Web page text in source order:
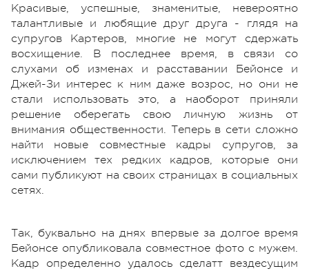
Красивые, успешные, знаменитые, невероятно
талантливые и любящие друг друга - глядя на
супругов Картеров, многие не могут сдержать
восхищение. В последнее время, в связи со
слухами об изменах и расставании Бейонсе и
Джей-Зи интерес к ним даже возрос, но они не
стали использовать это, а наоборот приняли
решение оберегать свою личную жизнь от
внимания общественности. Теперь в сети сложно
найти новые совместные кадры супругов, за
исключением тех редких кадров, которые они
сами публикуют на своих страницах в социальных
сетях.
Так, буквально на днях впервые за долгое время
Бейонсе опубликовала совместное фото с мужем.
Кадр определенно удалось сделатт вездесущим